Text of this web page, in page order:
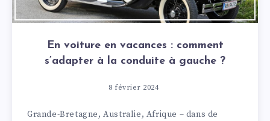
En voiture en vacances : comment
s’adapter à la conduite à gauche ?
8 février 2024
Grande-Bretagne, Australie, Afrique – dans de